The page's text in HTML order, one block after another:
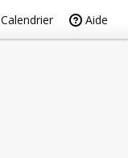
Calendrier Aide